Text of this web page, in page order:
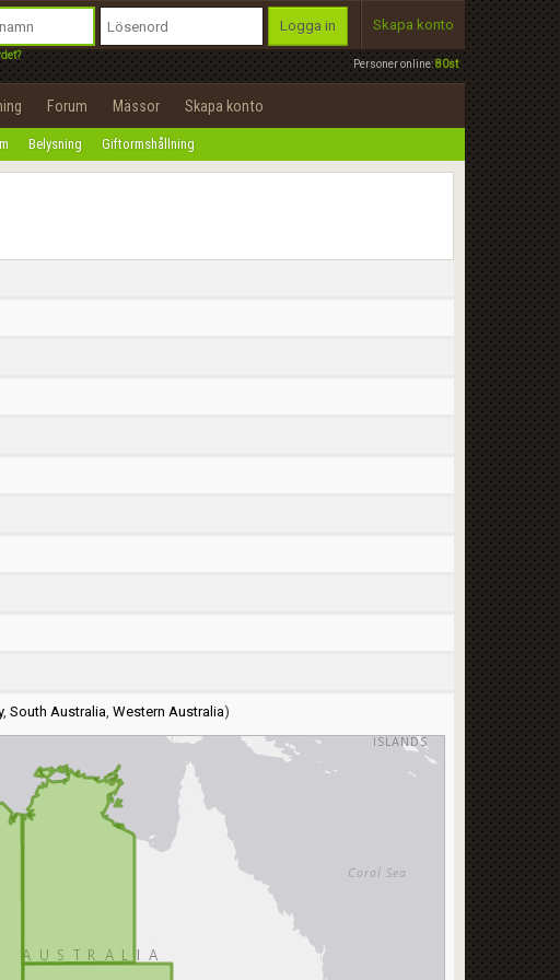
Personer online:80st
Logga in Skapa konto
Forum Mässor Skapa konto
Belysning Giftormshållning
, South Australia, Western Australia)